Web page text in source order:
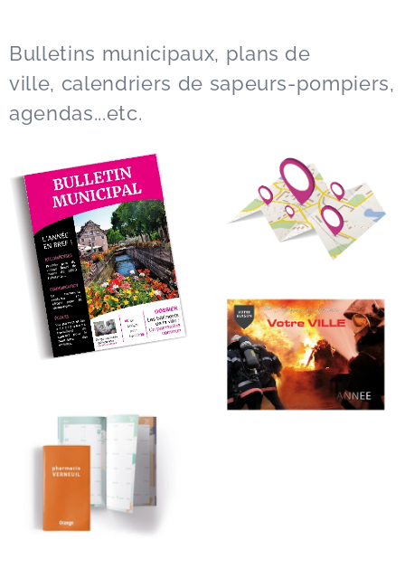
Bulletins municipaux, plans de
ville, calendriers de sapeurs-pompiers,
agendas...etc.